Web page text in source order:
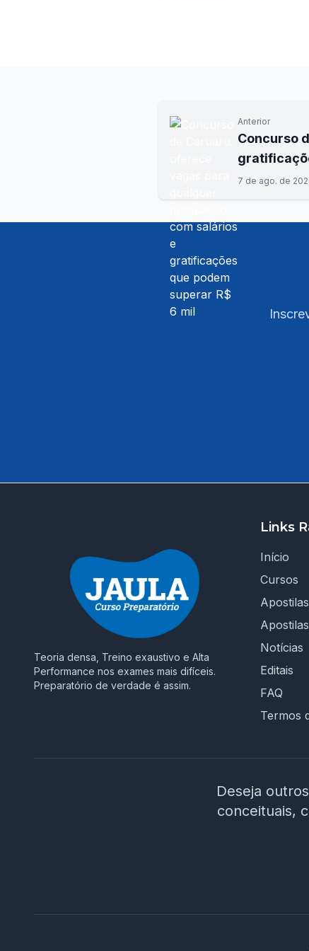
Anterior
Concurso
7 de ago. de
Teoria densa, Treino exaustivo e Alta
Performance nos exames mais difíceis.
Preparatório de verdade é assim.
Links
Início
Cursos
Notícias
Editais
FAQ
Termos
Deseja
conceituais,